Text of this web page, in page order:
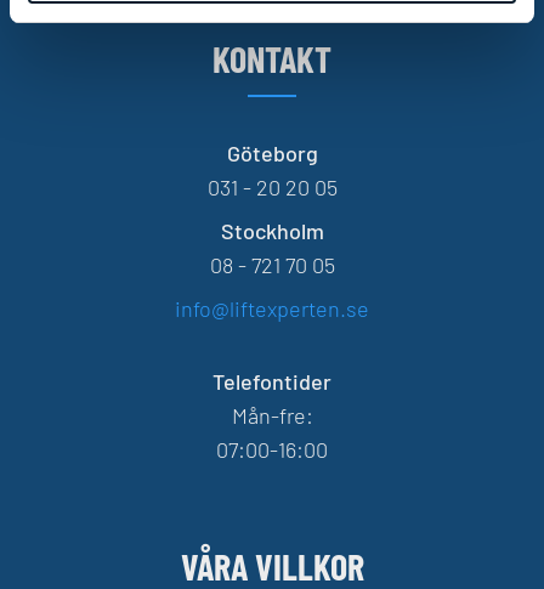
KONTAKT
Göteborg
031 - 20 20 05
Stockholm
08 - 721 70 05
info@liftexperten.se
Telefontider
Mån-fre:
07:00-16:00
VÅRA VILLKOR